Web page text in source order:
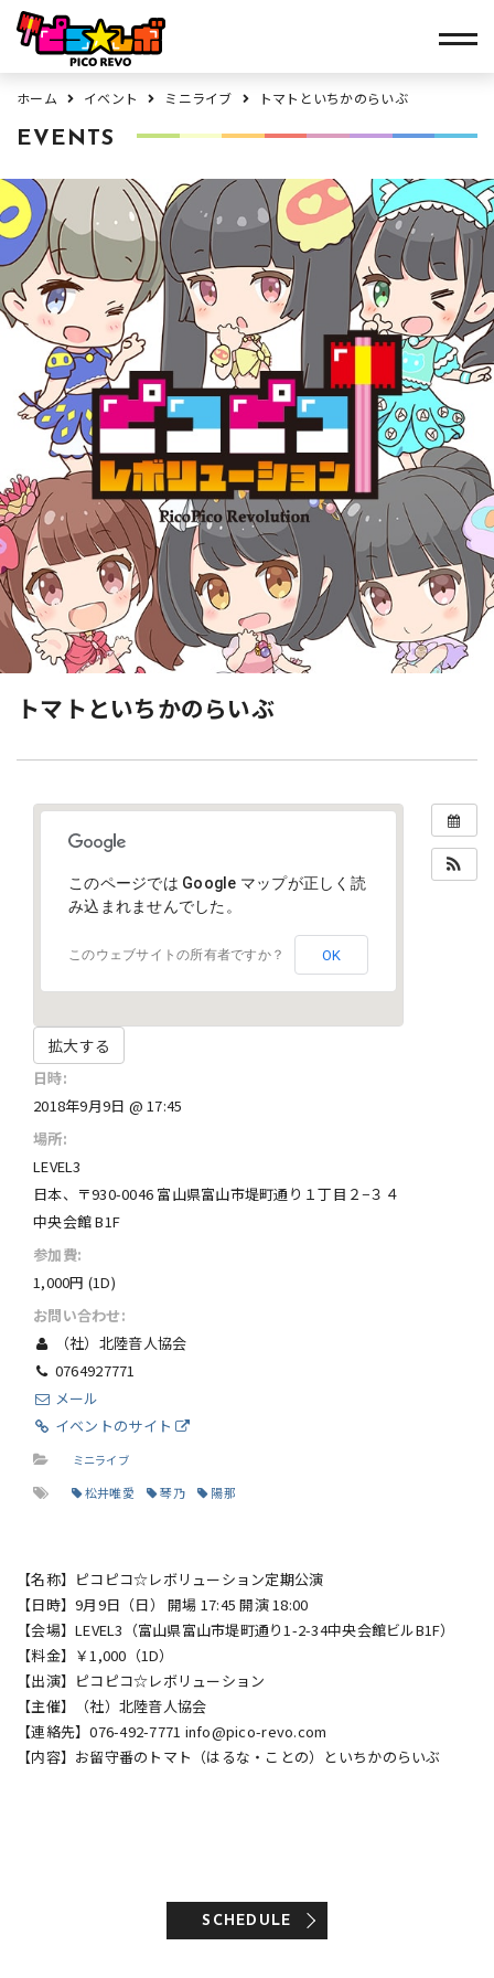
ホーム イベント ミニライブ トマトといちかのらいぶ
EVENTS
トマトといちかのらいぶ
このページでは Google マップが正しく読
み込まれませんでした。
このウェブサイトの所有者ですか？ OK
拡大する
日時:
2018年9月9日 @ 17:45
場所:
LEVEL3
日本、〒930-0046 富山県富山市堤町通り１丁目２−３４
中央会館 B1F
参加費:
1,000円 (1D​)
お問い合わせ:
（社）北陸音人協会
0764927771
メール
イベントのサイト
ミニライブ
松井唯愛 琴乃 陽那
【名称】ピコピコ☆レボリューション定期公演
【日時】9月9日（日） 開場 17:45 開演 18:00
【会場】LEVEL3（富山県富山市堤町通り1-2-34中央会館ビルB1F）
【料金】￥1,000（1D）
【出演】ピコピコ☆レボリューション
【主催】（社）北陸音人協会
【連絡先】076-492-7771 info@pico-revo.com
【内容】お留守番のトマト（はるな・ことの）といちかのらいぶ
SCHEDULE